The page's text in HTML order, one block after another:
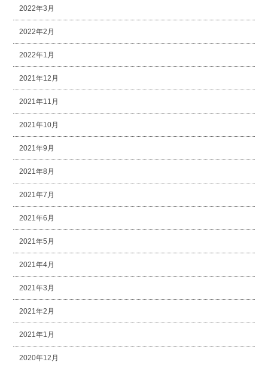
2022年3月
2022年2月
2022年1月
2021年12月
2021年11月
2021年10月
2021年9月
2021年8月
2021年7月
2021年6月
2021年5月
2021年4月
2021年3月
2021年2月
2021年1月
2020年12月